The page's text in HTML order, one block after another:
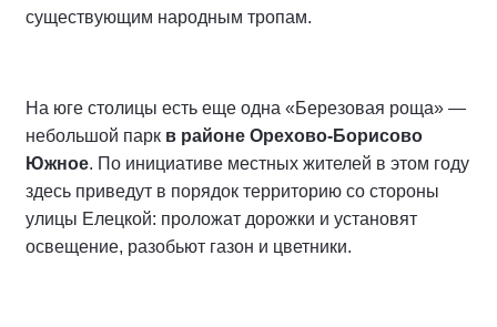
существующим народным тропам.
На юге столицы есть еще одна «Березовая роща» —
небольшой парк в районе Орехово-Борисово
Южное. По инициативе местных жителей в этом году
здесь приведут в порядок территорию со стороны
улицы Елецкой: проложат дорожки и установят
освещение, разобьют газон и цветники.